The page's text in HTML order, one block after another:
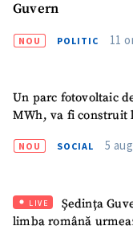
Guvern
NOU POLITIC 11
Un parc fotovoltaic
MWh, va fi construit
NOU SOCIAL 5
LIVE
Ședința
limba română